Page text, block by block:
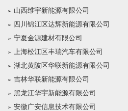
山西维宇新能源有限公司
四川锦江区达辉新能源有限公司
宁夏金源建材有限公司
上海松江区丰瑞汽车有限公司
湖北黄陂区华联新能源有限公司
吉林华联新能源有限公司
黑龙江华宇新能源有限公司
安徽广安信息技术有限公司